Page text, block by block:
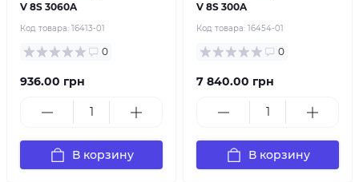
V 8S 3060A
Код товара: 16413-01
0
936.00 грн
В корзину
V 8S 300A
Код товара: 16454-01
0
7 840.00 грн
В корзину